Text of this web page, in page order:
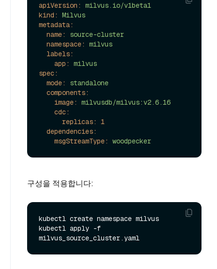
apiVersion:
milvus.io/v1beta1
kind:
Milvus
metadata:
name:
source-cluster
namespace:
milvus
labels:
app:
milvus
spec:
mode:
standalone
components:
image:
milvusdb/milvus:v2.6.16
cdc:
replicas:
1
dependencies:
msgStreamType:
woodpecker
구성을 적용합니다:
kubectl create namespace milvus
kubectl apply -f